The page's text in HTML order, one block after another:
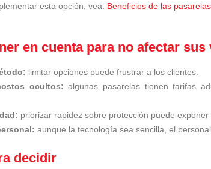
esta opción, vea: Beneficios de las
en cuenta para no afectar sus
limitar opciones puede frustrar a los clientes.
ocultos: algunas pasarelas tienen tarifas
priorizar rapidez sobre protección puede exponer
aunque la tecnología sea sencilla, el
decidir